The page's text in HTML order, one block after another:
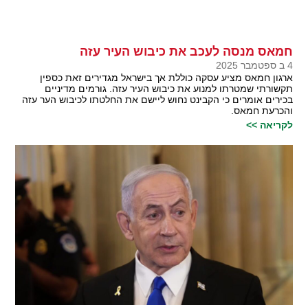
חמאס מנסה לעכב את כיבוש העיר עזה
4 ב ספטמבר 2025
ארגון חמאס מציע עסקה כוללת אך בישראל מגדירים זאת כספין
תקשורתי שמטרתו למנוע את כיבוש העיר עזה. גורמים מדיניים
בכירים אומרים כי הקבינט נחוש ליישם את החלטתו לכיבוש הער עזה
והכרעת חמאס.
לקריאה >>